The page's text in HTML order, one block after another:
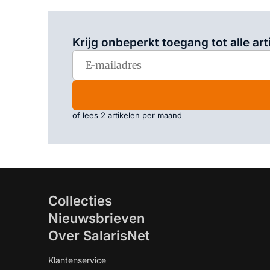
Krijg onbeperkt toegang tot alle
of lees 2 artikelen per maand
Collecties
Nieuwsbrieven
Over SalarisNet
Klantenservice